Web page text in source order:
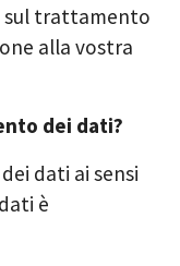
sul trattamento
alla vostra
dei dati?
dati ai sensi
è